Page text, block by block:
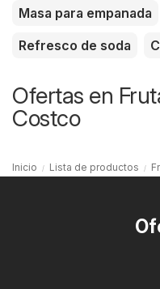
Masa para empanada
Refresco de soda
Ofertas en
Costco
Inicio Lista de productos